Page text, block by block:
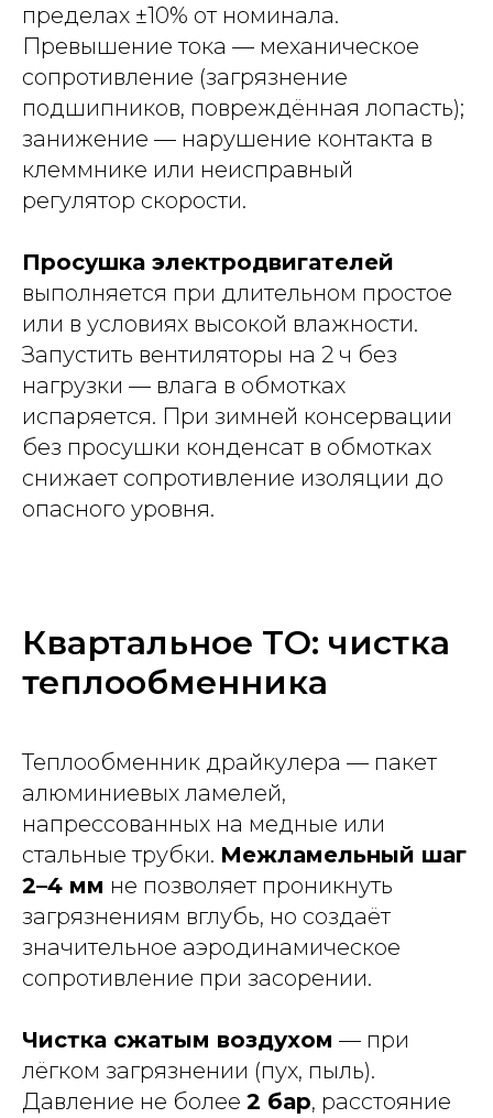
пределах ±10% от номинала.
Превышение тока — механическое
сопротивление (загрязнение
подшипников, повреждённая лопасть);
занижение — нарушение контакта в
клеммнике или неисправный
регулятор скорости.
Просушка электродвигателей
выполняется при длительном простое
или в условиях высокой влажности.
Запустить вентиляторы на 2 ч без
нагрузки — влага в обмотках
испаряется. При зимней консервации
без просушки конденсат в обмотках
снижает сопротивление изоляции до
опасного уровня.
Квартальное ТО: чистка
теплообменника
Теплообменник драйкулера — пакет
алюминиевых ламелей,
напрессованных на медные или
стальные трубки. Межламельный шаг
2–4 мм не позволяет проникнуть
загрязнениям вглубь, но создаёт
значительное аэродинамическое
сопротивление при засорении.
Чистка сжатым воздухом — при
лёгком загрязнении (пух, пыль).
Давление не более 2 бар, расстояние